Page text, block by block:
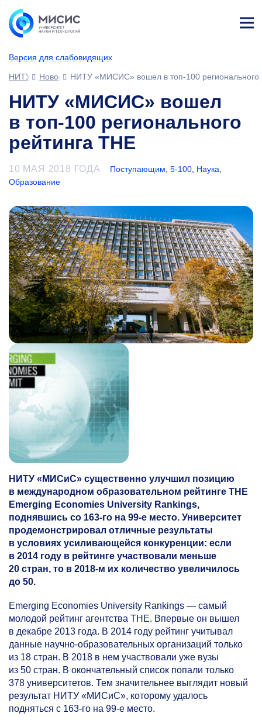
Версия для слабовидящих
ине
НИТУ МИСИС
НовостиНИТУ «МИСИС» вошел в топ-100 регионального
НИТУ «МИСИС» вошел
в топ-100 регионального
рейтинга THE
10 МАЯ 2018 ГОДА Поступающим 5-100, Наука
Образование
НИТУ «МИСиС» существенно улучшил позицию
в международном образовательном рейтинге THE
Emerging Economies University Rankings,
поднявшись со 163-го на 99-е место. Университет
продемонстрировал отличные результаты
в условиях усиливающейся конкуренции: если
в 2014 году в рейтинге участвовали меньше
20 стран, то в 2018-м их количество увеличилось
до 50.
Emerging Economies University Rankings — самый
молодой рейтинг агентства THE. Впервые он вышел
в декабре 2013 года. В 2014 году рейтинг учитывал
данные научно-образовательных организаций только
из 18 стран. В 2018 в нем участвовали уже вузы
из 50 стран. В окончательный список попали только
378 университетов. Тем значительнее выглядит новый
результат НИТУ «МИСиС», которому удалось
подняться с 163-го на 99-е место.